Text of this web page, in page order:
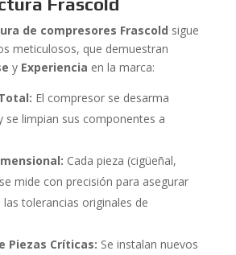
de compresores Frascold sigue
meticulosos, que demuestran
y Experiencia en la marca:
El compresor se desarma
se limpian sus componentes a
Cada pieza (cigüeñal,
mide con precisión para asegurar
tolerancias originales de
Piezas Críticas: Se instalan nuevos